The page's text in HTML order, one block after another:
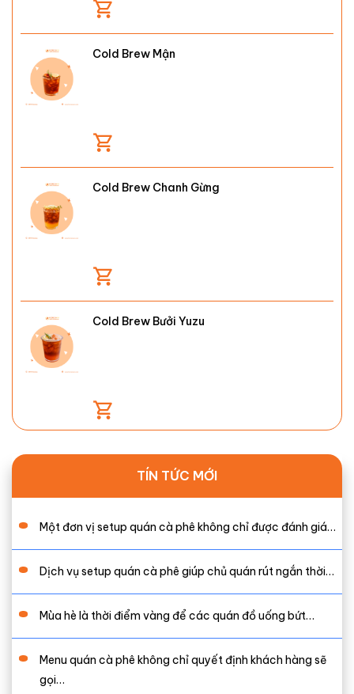
Cold Brew Mận
Cold Brew Chanh Gừng
Cold Brew Bưởi Yuzu
TÍN TỨC MỚI
Một đơn vị setup quán cà phê không chỉ được đánh giá…
Dịch vụ setup quán cà phê giúp chủ quán rút ngắn thời…
Mùa hè là thời điểm vàng để các quán đồ uống bứt…
Menu quán cà phê không chỉ quyết định khách hàng sẽ
gọi…